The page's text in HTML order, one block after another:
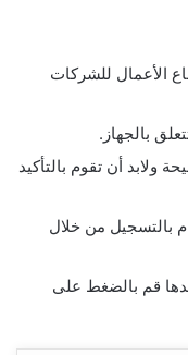
الأعمال للشركات
بالجهاز.
ولابد أن تقوم بالتأكيد
بالتسجيل من خلال
قم بالضغط على